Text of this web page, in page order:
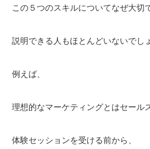
この５つのスキルについてなぜ大切
説明できる人もほとんどいないでし
例えば、
理想的なマーケティングとはセール
体験セッションを受ける前から、